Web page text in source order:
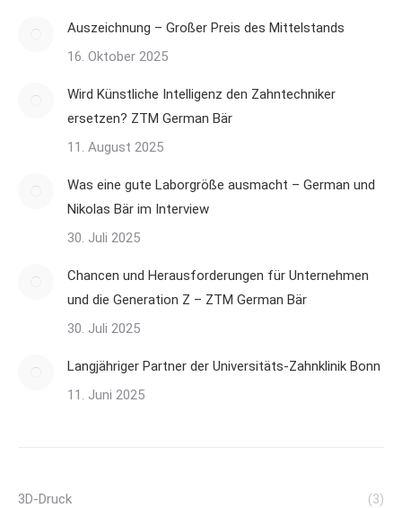
Auszeichnung – Großer Preis des Mittelstands
16. Oktober 2025
Wird Künstliche Intelligenz den Zahntechniker
ersetzen? ZTM German Bär
11. August 2025
Was eine gute Laborgröße ausmacht – German und
Nikolas Bär im Interview
30. Juli 2025
Chancen und Herausforderungen für Unternehmen
und die Generation Z – ZTM German Bär
30. Juli 2025
Langjähriger Partner der Universitäts-Zahnklinik Bonn
11. Juni 2025
3D-Druck
(3)